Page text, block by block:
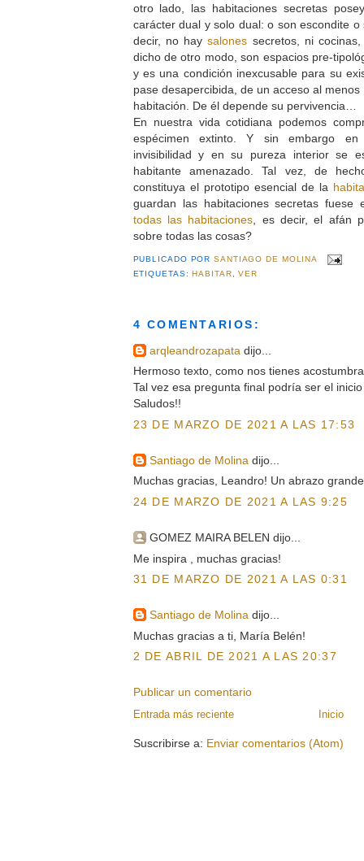
otro lado, las habitaciones secretas
carácter dual y solo dual: o son escondite
decir, no haysalones secretos, ni
dicho de otro modo, son espacios pre-
y es una condición inexcusable para su
pase desapercibida, de un acceso al
habitación. De él depende su pervivencia…
En nuestra vida cotidiana podemos
espécimen extinto. Y sin embargo
invisibilidad y en su pureza interior se
habitante amenazado. Tal vez, de
constituya el prototipo esencial de la
guardan las habitaciones secretas
todas las habitaciones , es decir, el afán
sobre todas las cosas?
PUBLICADO PORSANTIAGO DE MOLINA
ETIQUETAS:HABITAR,VER
4 COMENTARIOS:
arqleandrozapata dijo...
Hermoso texto, como nos tienes
Tal vez esa pregunta final podría ser el
Saludos!!
23 DE MARZO DE 2021 A LAS 17:53
Santiago de Molina dijo...
Muchas gracias, Leandro! Un abrazo
24 DE MARZO DE 2021 A LAS 9:25
GOMEZ MAIRA BELEN dijo...
Me inspira , muchas gracias!
31 DE MARZO DE 2021 A LAS 0:31
Santiago de Molinadijo...
Muchas gracias a ti, María Belén!
2 DE ABRIL DE 2021 A LAS 20:37
Publicar un comentario
Entrada más reciente Inicio
Suscribirse a: Enviar comentarios (Atom)